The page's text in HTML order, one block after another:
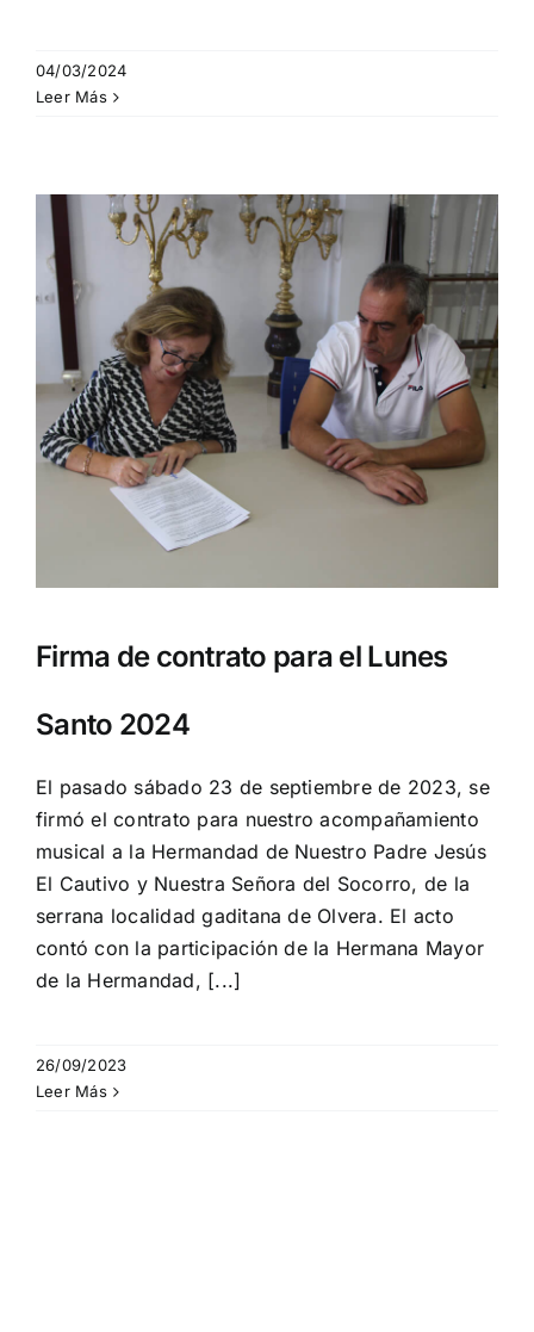
04/03/2024
Leer Más
Firma de contrato para el Lunes
Santo 2024
El pasado sábado 23 de septiembre de 2023, se
firmó el contrato para nuestro acompañamiento
musical a la Hermandad de Nuestro Padre Jesús
El Cautivo y Nuestra Señora del Socorro, de la
serrana localidad gaditana de Olvera. El acto
contó con la participación de la Hermana Mayor
de la Hermandad, [...]
26/09/2023
Leer Más